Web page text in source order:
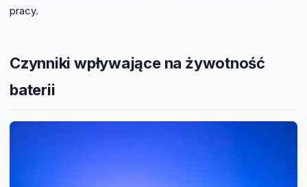
pracy.
Czynniki wpływające na żywotność
baterii